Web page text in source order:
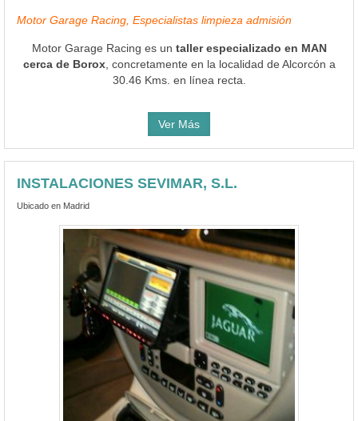
Motor Garage Racing, Especialistas limpieza admisión
Motor Garage Racing es un taller especializado en MAN
cerca de Borox, concretamente en la localidad de Alcorcón a
30.46 Kms. en línea recta.
Ver Más
INSTALACIONES SEVIMAR, S.L.
Ubicado en Madrid